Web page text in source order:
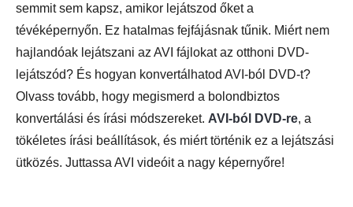
semmit sem kapsz, amikor lejátszod őket a
tévéképernyőn. Ez hatalmas fejfájásnak tűnik. Miért nem
hajlandóak lejátszani az AVI fájlokat az otthoni DVD-
lejátszód? És hogyan konvertálhatod AVI-ból DVD-t?
Olvass tovább, hogy megismerd a bolondbiztos
konvertálási és írási módszereket. AVI-ból DVD-re, a
tökéletes írási beállítások, és miért történik ez a lejátszási
ütközés. Juttassa AVI videóit a nagy képernyőre!